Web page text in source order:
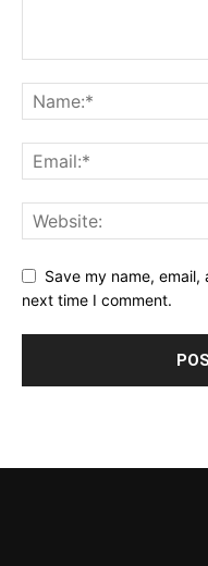
Save my name,
next time I comment.